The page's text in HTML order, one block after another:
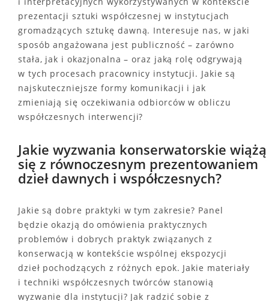
prezentacji sztuki współczesnej w instytucjach
gromadzących sztukę dawną. Interesuje nas, w jaki
sposób angażowana jest publiczność – zarówno
stała, jak i okazjonalna – oraz jaką rolę odgrywają
w tych procesach pracownicy instytucji. Jakie są
najskuteczniejsze formy komunikacji i jak
zmieniają się oczekiwania odbiorców w obliczu
współczesnych interwencji?
Jakie wyzwania konserwatorskie wiążą
się z równoczesnym prezentowaniem
dzieł dawnych i współczesnych?
Jakie są dobre praktyki w tym zakresie? Panel
będzie okazją do omówienia praktycznych
problemów i dobrych praktyk związanych z
konserwacją w kontekście wspólnej ekspozycji
dzieł pochodzących z różnych epok. Jakie materiały
i techniki współczesnych twórców stanowią
wyzwanie dla instytucji? Jak radzić sobie z